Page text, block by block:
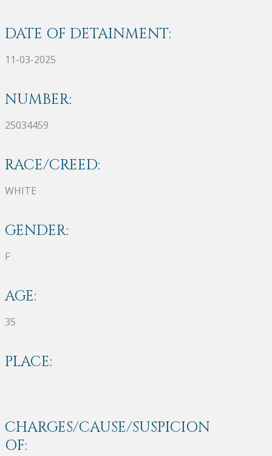
DATE OF DETAINMENT:
11-03-2025
NUMBER:
25034459
RACE/CREED:
WHITE
GENDER:
F
AGE:
35
PLACE:
CHARGES/CAUSE/SUSPICION
OF: